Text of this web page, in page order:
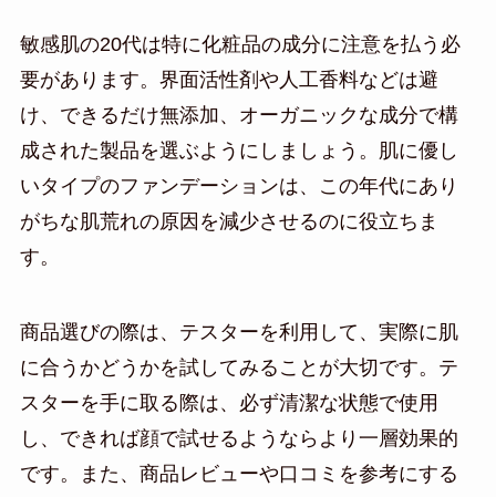
敏感肌の20代は特に化粧品の成分に注意を払う必
要があります。界面活性剤や人工香料などは避
け、できるだけ無添加、オーガニックな成分で構
成された製品を選ぶようにしましょう。肌に優し
いタイプのファンデーションは、この年代にあり
がちな肌荒れの原因を減少させるのに役立ちま
す。
商品選びの際は、テスターを利用して、実際に肌
に合うかどうかを試してみることが大切です。テ
スターを手に取る際は、必ず清潔な状態で使用
し、できれば顔で試せるようならより一層効果的
です。また、商品レビューや口コミを参考にする